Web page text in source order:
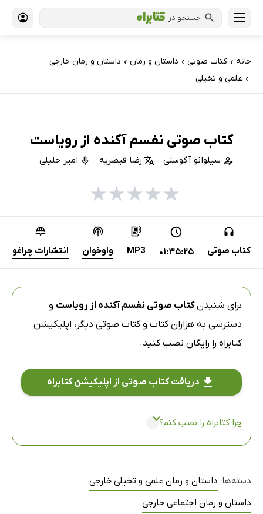
جستجو در
خانه › کتاب‌ صوتی › داستان و رمان › داستان و رمان خارجی
› علمی و تخیلی
کتاب صوتی نفسم آکنده از رویاست
سیلوانو آگوستی رضا قیصریه امیر جلیلی
★
★
★
★
★
کتاب صوتی 01:35:25
MP3 واوخوان انتشارات چراغو
برای شنیدنکتاب صوتی نفسم آکنده از رویاست و
دسترسی به هزاران کتاب و کتاب صوتی دیگر، اپلیکیشن
کتابراه را رایگان نصب کنید.
دریافت کتاب صوتی از اپلیکیشن کتابراه
چرا کتابراه را نصب کنم؟
دسته‌ها: داستان و رمان علمی و تخیلی خارجی
داستان و رمان اجتماعی خارجی